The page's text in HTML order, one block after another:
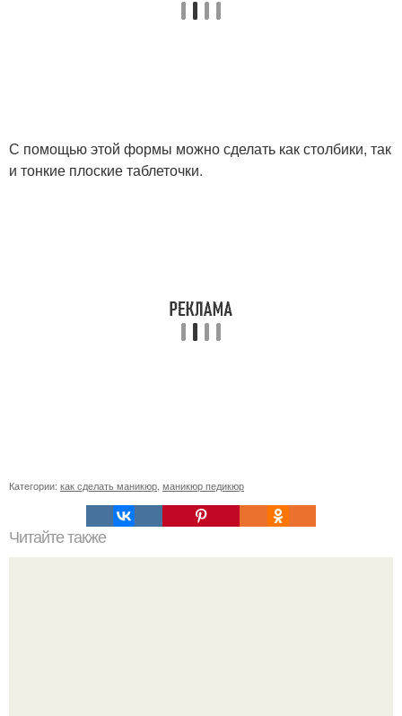
С помощью этой формы можно сделать как столбики, так
и тонкие плоские таблеточки.
Категории: как сделать маникюр маникюр педикюр
Читайте также